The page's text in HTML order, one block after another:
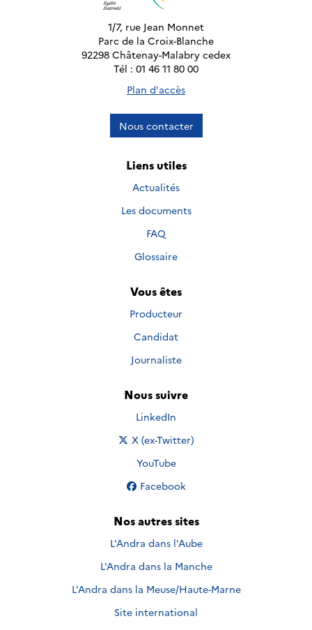
1/7, rue Jean Monnet
Parc de la Croix-Blanche
92298 Châtenay-Malabry cedex
Tél : 01 46 11 80 00
Plan d'accès
Nous contacter
Liens utiles
Actualités
Les documents
FAQ
Glossaire
Vous êtes
Producteur
Candidat
Journaliste
Nous suivre
Nous suivre sur
LinkedIn
Nous suivre sur
X (ex-Twitter)
Nous suivre sur
YouTube
Nous suivre sur
Facebook
Nos autres sites
L'Andra dans l'Aube
L'Andra dans la Manche
L'Andra dans la Meuse/Haute-Marne
Site international